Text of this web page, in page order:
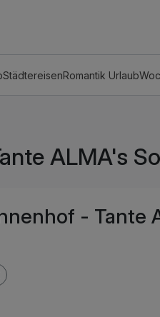
StädtereisenRomantik Urlaub
ALMA's
- Tante